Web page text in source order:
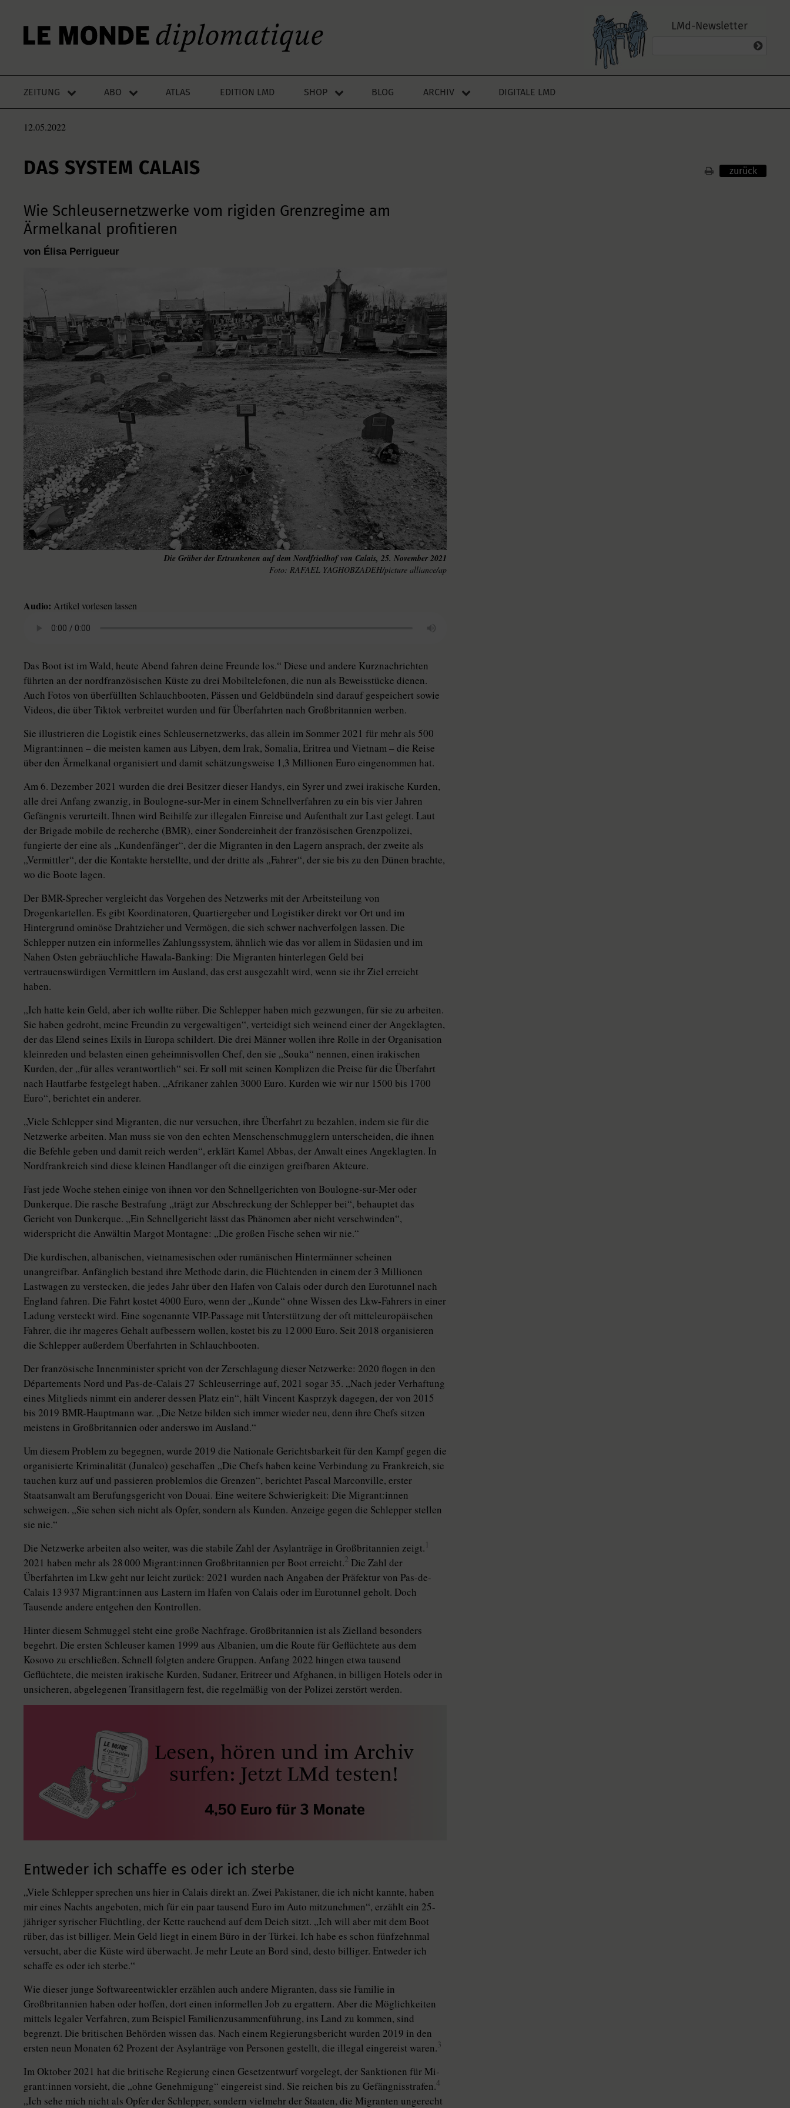
LMd-Newsletter
ZEITUNG ABO ATLAS EDITION LMD SHOP BLOG ARCHIV DIGITALE LMD
12.05.2022
DAS SYSTEM CALAIS zurück
Wie Schleusernetzwerke vom rigiden Grenzregime am
Ärmelkanal profitieren
von Élisa Perrigueur
Die Gräber der Ertrunkenen auf dem Nordfriedhof von Calais, 25. November 2021
RAFAEL YAGHOBZADEH/picture alliance/ap
Audio: Artikel vorlesen lassen
Das Boot ist im Wald, heute Abend fahren deine Freunde los.“ Diese und andere Kurznachrichten
führten an der nordfranzösischen Küste zu drei Mobiltelefonen, die nun als Beweisstücke dienen.
Auch Fotos von überfüllten Schlauchbooten, Pässen und Geldbündeln sind darauf gespeichert sowie
Videos, die über Tiktok verbreitet wurden und für Überfahrten nach Großbritannien werben.
Sie illustrieren die Logistik eines Schleusernetzwerks, das allein im Sommer 2021 für mehr als 500
Mi­gran­t:in­nen – die meisten kamen aus Libyen, dem Irak, Somalia, Eritrea und Vietnam – die Reise
über den Ärmelkanal organisiert und damit schätzungsweise 1,3 Millionen Euro eingenommen hat.
Am 6. Dezember 2021 wurden die drei Besitzer dieser Handys, ein Syrer und zwei irakische Kurden,
alle drei Anfang zwanzig, in Boulogne-sur-Mer in einem Schnellverfahren zu ein bis vier Jahren
Gefängnis verurteilt. Ihnen wird Beihilfe zur illegalen Einreise und Aufenthalt zur Last gelegt. Laut
der Brigade mobile de recherche (BMR), einer Sondereinheit der französischen Grenzpolizei,
fungierte der eine als „Kundenfänger“, der die Migranten in den Lagern ansprach, der zweite als
„Vermittler“, der die Kontakte herstellte, und der dritte als „Fahrer“, der sie bis zu den Dünen brachte,
wo die Boote lagen.
Der BMR-Sprecher vergleicht das Vorgehen des Netzwerks mit der Arbeitsteilung von
Drogenkartellen. Es gibt Koordinatoren, Quartiergeber und Logistiker direkt vor Ort und im
Hintergrund ominöse Drahtzieher und Vermögen, die sich schwer nachverfolgen lassen. Die
Schlepper nutzen ein informelles Zahlungssystem, ähnlich wie das vor allem in Südasien und im
Nahen Osten gebräuchliche Hawala-Banking: Die Migranten hinterlegen Geld bei
vertrauenswürdigen Vermittlern im Ausland, das erst ausgezahlt wird, wenn sie ihr Ziel erreicht
haben.
„Ich hatte kein Geld, aber ich wollte rüber. Die Schlepper haben mich gezwungen, für sie zu arbeiten.
Sie haben gedroht, meine Freundin zu vergewaltigen“, verteidigt sich weinend einer der Angeklagten,
der das Elend seines Exils in Europa schildert. Die drei Männer wollen ihre Rolle in der Organisation
kleinreden und belasten einen geheimnisvollen Chef, den sie „Souka“ nennen, einen irakischen
Kurden, der „für alles verantwortlich“ sei. Er soll mit seinen Komplizen die Preise für die Überfahrt
nach Hautfarbe festgelegt haben. „Afrikaner zahlen 3000 Euro. Kurden wie wir nur 1500 bis 1700
Euro“, berichtet ein anderer.
„Viele Schlepper sind Migranten, die nur versuchen, ihre Überfahrt zu bezahlen, indem sie für die
Netzwerke arbeiten. Man muss sie von den echten Menschenschmugglern unterscheiden, die ihnen
die Befehle geben und damit reich werden“, erklärt Kamel Abbas, der Anwalt eines Angeklagten. In
Nordfrankreich sind diese kleinen Hand­langer oft die einzigen greifbaren Akteure.
Fast jede Woche stehen einige von ihnen vor den Schnellgerichten von Bou­logne-­sur-Mer oder
Dunkerque. Die rasche Bestrafung „trägt zur Abschreckung der Schlepper bei“, behauptet das
Gericht von Dunkerque. „Ein Schnellgericht lässt das Phänomen aber nicht verschwinden“,
widerspricht die Anwältin Margot Montagne: „Die großen Fische sehen wir nie.“
Die kurdischen, albanischen, vietnamesischen oder rumänischen Hintermänner scheinen
unangreifbar. Anfänglich bestand ihre Methode darin, die Flüchtenden in einem der 3 Millionen
Lastwagen zu verstecken, die jedes Jahr über den Hafen von Calais oder durch den Eurotunnel nach
England fahren. Die Fahrt kostet 4000 Euro, wenn der „Kunde“ ohne Wissen des Lkw-Fahrers in einer
Ladung versteckt wird. Eine sogenannte VIP-Passage mit Unterstützung der oft mitteleuropäischen
Fahrer, die ihr mageres Gehalt aufbessern wollen, kostet bis zu 12 000 Euro. Seit 2018 organisieren
die Schlepper außerdem Überfahrten in Schlauchbooten.
Der französische Innenminister spricht von der Zerschlagung dieser Netzwerke: 2020 flogen in den
Dé­parte­ments Nord und Pas-de-­Calais 27 Schleuserringe auf, 2021 sogar 35. „Nach jeder Verhaftung
eines Mitglieds nimmt ein anderer dessen Platz ein“, hält Vincent Kasprzyk dagegen, der von 2015
bis 2019 BMR-Hauptmann war. „Die Netze bilden sich immer wieder neu, denn ihre Chefs sitzen
meistens in Großbritannien oder anderswo im Ausland.“
Um diesem Problem zu begegnen, wurde 2019 die Nationale Gerichtsbarkeit für den Kampf gegen die
organisierte Kriminalität (Junalco) geschaffen „Die Chefs haben keine Verbindung zu Frankreich, sie
tauchen kurz auf und passieren problemlos die Grenzen“, berichtet Pascal Marconville, erster
Staatsanwalt am Berufungsgericht von Douai. Eine weitere Schwierigkeit: Die Mi­gran­t:in­nen
schweigen. „Sie sehen sich nicht als Opfer, sondern als Kunden. Anzeige gegen die Schlepper stellen
sie nie.“
Die Netzwerke arbeiten also weiter, was die stabile Zahl der Asylanträge in Großbritannien zeigt. 1
2021 haben mehr als 28 000 Mi­gran­t:in­nen Großbritannien per Boot erreicht.2 Die Zahl der
Überfahrten im Lkw geht nur leicht zurück: 2021 wurden nach Angaben der Präfektur von Pas-de-
Calais 13 937 Mi­gran­t:in­nen aus Lastern im Hafen von Calais oder im Eurotunnel geholt. Doch
Tausende andere entgehen den Kon­trollen.
Hinter diesem Schmuggel steht eine große Nachfrage. Großbritannien ist als Zielland besonders
begehrt. Die ersten Schleuser kamen 1999 aus Albanien, um die Route für Geflüchtete aus dem
Kosovo zu erschließen. Schnell folgten andere Gruppen. Anfang 2022 hingen etwa tausend
Geflüchtete, die meisten irakische Kurden, Sudaner, Eritreer und Afghanen, in billigen Hotels oder in
unsicheren, abgelegenen Transitlagern fest, die regelmäßig von der Polizei zerstört werden.
Entweder ich schaffe es oder ich sterbe
„Viele Schlepper sprechen uns hier in Calais direkt an. Zwei Pakistaner, die ich nicht kannte, haben
mir eines Nachts angeboten, mich für ein paar tausend Euro im Auto mitzunehmen“, erzählt ein 25-
jähriger syrischer Flüchtling, der Kette rauchend auf dem Deich sitzt. „Ich will aber mit dem Boot
rüber, das ist billiger. Mein Geld liegt in einem Büro in der Türkei. Ich habe es schon fünfzehnmal
versucht, aber die Küste wird überwacht. Je mehr Leute an Bord sind, desto billiger. Entweder ich
schaffe es oder ich sterbe.“
Wie dieser junge Softwareentwickler erzählen auch andere Migranten, dass sie Familie in
Großbritannien haben oder hoffen, dort einen informellen Job zu ergattern. Aber die Möglichkeiten
mittels legaler Verfahren, zum Beispiel Familienzusammenführung, ins Land zu kommen, sind
begrenzt. Die britischen Behörden wissen das. Nach einem Regierungsbericht wurden 2019 in den
ersten neun Monaten 62 Prozent der Asylanträge von Personen gestellt, die illegal eingereist waren.3
Im Oktober 2021 hat die britische Regierung einen Gesetzentwurf vorgelegt, der Sanktionen für Mi­
gran­t:in­nen vorsieht, die „ohne Genehmigung“ eingereist sind. Sie reichen bis zu Gefängnisstrafen.4
„Ich sehe mich nicht als Opfer der Schlepper, sondern vielmehr der Staaten, die Migranten ungerecht